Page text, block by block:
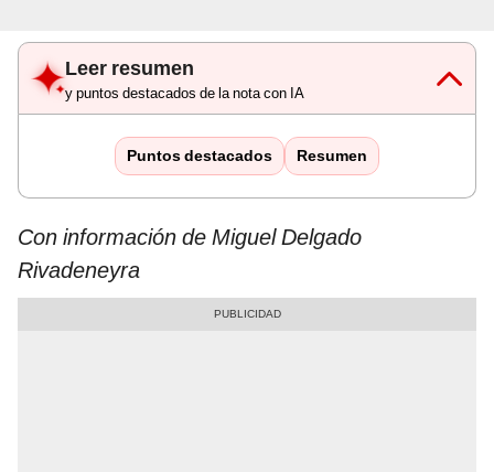
Leer resumen
y puntos destacados de la nota con IA
Puntos destacados Resumen
Con información de Miguel Delgado
Rivadeneyra